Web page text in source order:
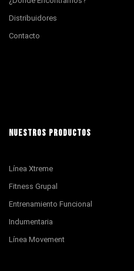
Distribuidores
Contacto
NUESTROS PRODUCTOS
Línea Xtreme
Fitness Grupal
Entrenamiento Funcional
Indumentaria
Línea Movement